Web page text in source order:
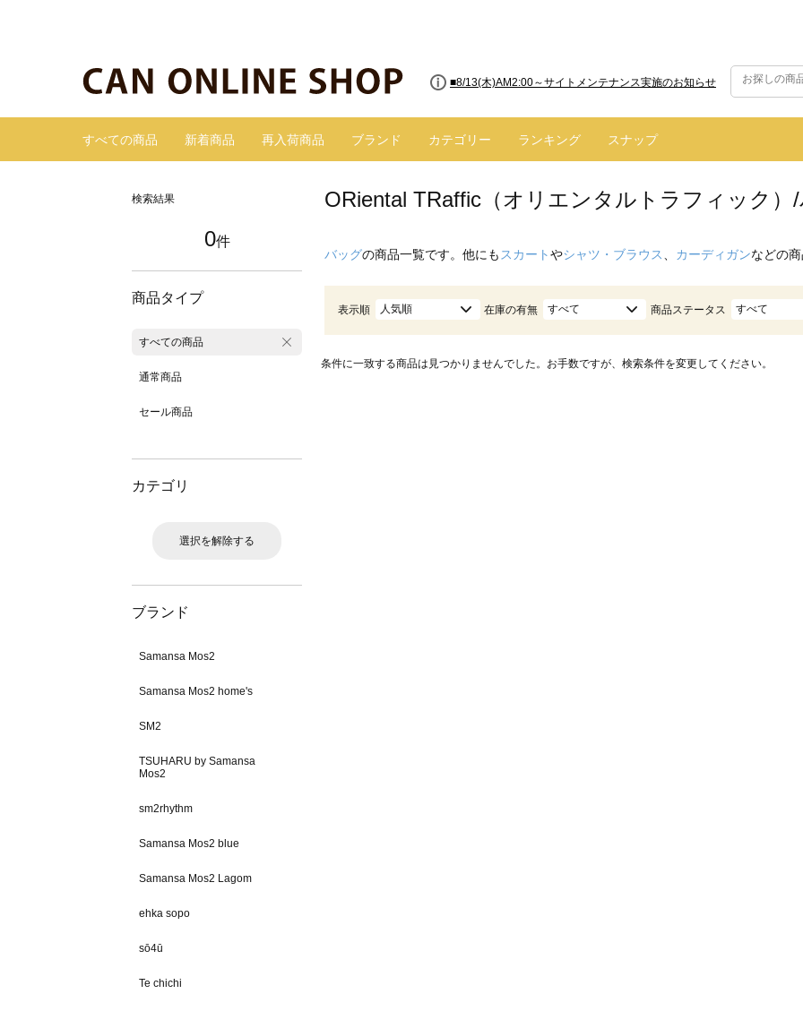
■8/13(木)AM2:00～サイトメンテナンス実施のお知らせ
すべての商品 新着商品 再入荷商品 ブランド カテゴリー ランキング スナップ
検索結果
0件
商品タイプ
すべての商品
通常商品
セール商品
カテゴリ
選択を解除する
ブランド
Samansa Mos2
Samansa Mos2 home's
SM2
TSUHARU by Samansa
Mos2
sm2rhythm
Samansa Mos2 blue
Samansa Mos2 Lagom
ehka sopo
sō4ū
Te chichi
ORiental TRaffic（オリエンタルトラフィック）
バッグの商品一覧です。他にも スカートやシャツ・ブラウス カーディガンなどの
表示順 人気順 在庫の有無 すべて 商品ステータス すべて
条件に一致する商品は見つかりませんでした。お手数ですが、検索条件を変更してください。